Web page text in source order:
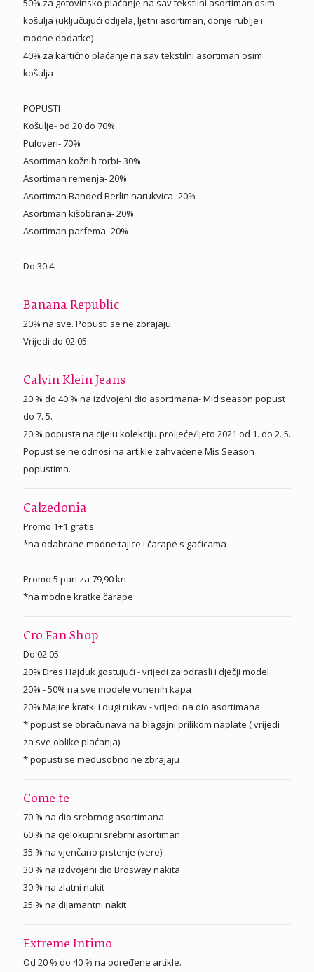
50% za gotovinsko plaćanje na sav tekstilni asortiman osim
košulja (uključujući odijela, ljetni asortiman, donje rublje i
modne dodatke)
40% za kartično plaćanje na sav tekstilni asortiman osim
košulja
POPUSTI
Košulje- od 20 do 70%
Puloveri- 70%
Asortiman kožnih torbi- 30%
Asortiman remenja- 20%
Asortiman Banded Berlin narukvica- 20%
Asortiman kišobrana- 20%
Asortiman parfema- 20%
Do 30.4.
Banana Republic
20% na sve. Popusti se ne zbrajaju.
Vrijedi do 02.05.
Calvin Klein Jeans
20 % do 40 % na izdvojeni dio asortimana- Mid season popust
do 7. 5.
20 % popusta na cijelu kolekciju proljeće/ljeto 2021 od 1. do 2. 5.
Popust se ne odnosi na artikle zahvaćene Mis Season
popustima.
Calzedonia
Promo 1+1 gratis
*na odabrane modne tajice i čarape s gaćicama
Promo 5 pari za 79,90 kn
*na modne kratke čarape
Cro Fan Shop
Do 02.05.
20% Dres Hajduk gostujući - vrijedi za odrasli i dječji model
20% - 50% na sve modele vunenih kapa
20% Majice kratki i dugi rukav - vrijedi na dio asortimana
* popust se obračunava na blagajni prilikom naplate ( vrijedi
za sve oblike plaćanja)
* popusti se međusobno ne zbrajaju
Come te
70 % na dio srebrnog asortimana
60 % na cjelokupni srebrni asortiman
35 % na vjenčano prstenje (vere)
30 % na izdvojeni dio Brosway nakita
30 % na zlatni nakit
25 % na dijamantni nakit
Extreme Intimo
Od 20 % do 40 % na određene artikle.